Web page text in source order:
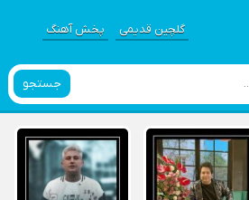
گلچین قدیمی پخش آهنگ
جستجو